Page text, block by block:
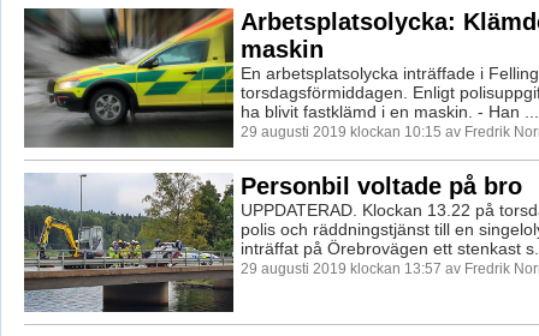
Arbetsplatsolycka:
maskin
En arbetsplatsolycka inträffade i
torsdagsförmiddagen. Enligt
ha blivit fastklämd i en maskin. - Han ...
29 augusti 2019 klockan 10:15 av Fredrik
Personbil voltade på bro
UPPDATERAD. Klockan 13.22 på
polis och räddningstjänst till en
inträffat på Örebrovägen ett stenkast
29 augusti 2019 klockan 13:57 av Fredrik